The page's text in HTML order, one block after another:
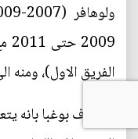
الفريق الاول)،
ويعترف بوغبا بانه